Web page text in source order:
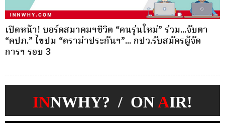
เปิดหน้า! บอร์ดสมาคมฯชีวิต “คนรุ่นใหม่” ร่วม...จับตา
“คปภ.” ไขปม “ดราม่าประกันฯ”... กปว.รับสมัครผู้จัด
การฯ รอบ 3
INNWHY? / ONAIR!